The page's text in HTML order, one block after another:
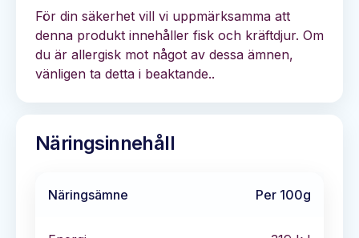
För din säkerhet vill vi uppmärksamma att
denna produkt innehåller fisk och kräftdjur. Om
du är allergisk mot något av dessa ämnen,
vänligen ta detta i beaktande..
Näringsinnehåll
Näringsämne Per 100g